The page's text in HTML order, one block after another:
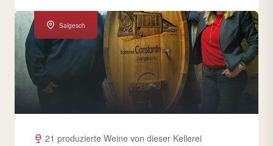
Salgesch
21 produzierte Weine von dieser Kellerei